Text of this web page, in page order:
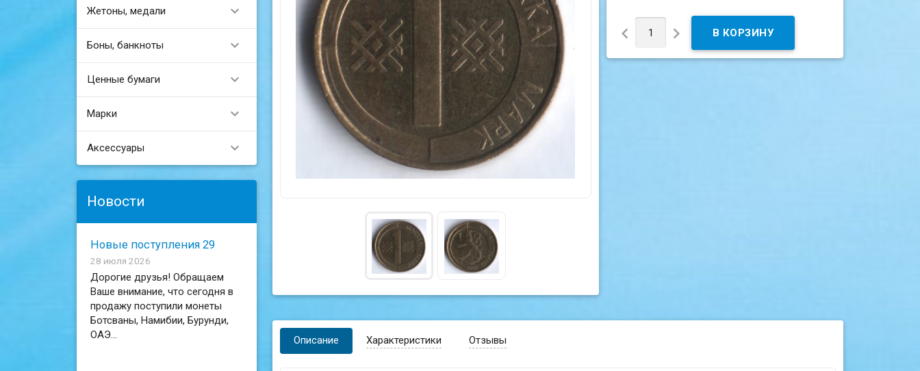
Жетоны, медали 
Боны, банкноты 
Ценные бумаги 
Марки 
Аксессуары 
Новости
Новые поступления 29
28 июля 2026
Дорогие друзья! Обращаем
Ваше внимание, что сегодня в
продажу поступили монеты
Ботсваны, Намибии, Бурунди,
ОАЭ...
 
Описание Характеристики Отзывы